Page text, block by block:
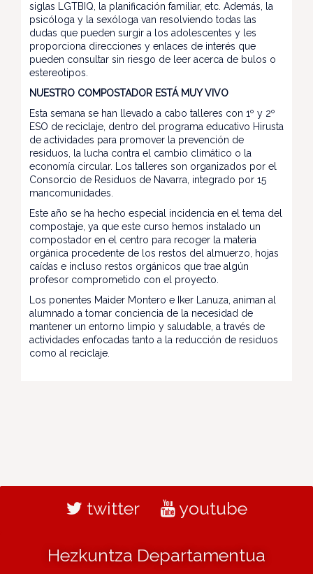
siglas LGTBIQ, la planificación familiar, etc. Además, la
psicóloga y la sexóloga van resolviendo todas las
dudas que pueden surgir a los adolescentes y les
proporciona direcciones y enlaces de interés que
pueden consultar sin riesgo de leer acerca de bulos o
estereotipos.
NUESTRO COMPOSTADOR ESTÁ MUY VIVO
Esta semana se han llevado a cabo talleres con 1º y 2º
ESO de reciclaje, dentro del programa educativo Hirusta
de actividades para promover la prevención de
residuos, la lucha contra el cambio climático o la
economía circular. Los talleres son organizados por el
Consorcio de Residuos de Navarra, integrado por 15
mancomunidades.
Este año se ha hecho especial incidencia en el tema del
compostaje, ya que este curso hemos instalado un
compostador en el centro para recoger la materia
orgánica procedente de los restos del almuerzo, hojas
caídas e incluso restos orgánicos que trae algún
profesor comprometido con el proyecto.
Los ponentes Maider Montero e Iker Lanuza, animan al
alumnado a tomar conciencia de la necesidad de
mantener un entorno limpio y saludable, a través de
actividades enfocadas tanto a la reducción de residuos
como al reciclaje.
twitter youtube
Hezkuntza Departamentua